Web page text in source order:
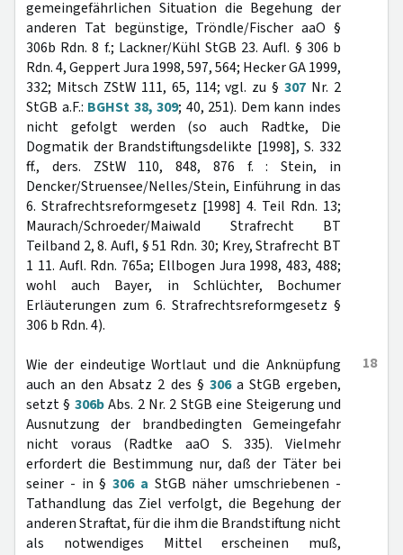
gemeingefährlichen Situation die Begehung der
anderen Tat begünstige, Tröndle/Fischer aaO §
306b Rdn. 8 f.; Lackner/Kühl StGB 23. Aufl. § 306 b
Rdn. 4, Geppert Jura 1998, 597, 564; Hecker GA 1999,
332; Mitsch ZStW 111, 65, 114; vgl. zu §307 Nr. 2
StGB a.F.: BGHSt 38, 309; 40, 251). Dem kann indes
nicht gefolgt werden (so auch Radtke, Die
Dogmatik der Brandstiftungsdelikte [1998], S. 332
ff., ders. ZStW 110, 848, 876 f. : Stein, in
Dencker/Struensee/Nelles/Stein, Einführung in das
6. Strafrechtsreformgesetz [1998] 4. Teil Rdn. 13;
Maurach/Schroeder/Maiwald Strafrecht BT
Teilband 2, 8. Aufl, § 51 Rdn. 30; Krey, Strafrecht BT
1 11. Aufl. Rdn. 765a; Ellbogen Jura 1998, 483, 488;
wohl auch Bayer, in Schlüchter, Bochumer
Erläuterungen zum 6. Strafrechtsreformgesetz §
306 b Rdn. 4).
18
Wie der eindeutige Wortlaut und die Anknüpfung
auch an den Absatz 2 des § 306a StGB ergeben,
setzt § 306bAbs. 2 Nr. 2 StGB eine Steigerung und
Ausnutzung der brandbedingten Gemeingefahr
nicht voraus (Radtke aaO S. 335). Vielmehr
erfordert die Bestimmung nur, daß der Täter bei
seiner - in §306 a StGB näher umschriebenen -
Tathandlung das Ziel verfolgt, die Begehung der
anderen Straftat, für die ihm die Brandstiftung nicht
als notwendiges Mittel erscheinen muß,